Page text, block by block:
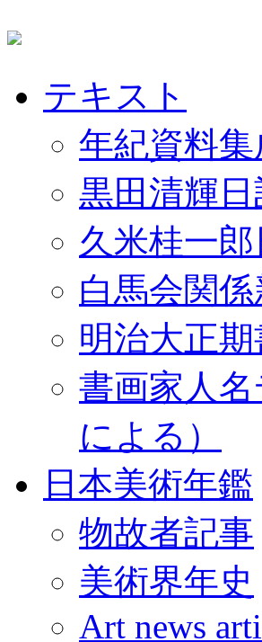
テキスト
年紀資料集
黒田清輝日
久米桂一
白馬会関
明治大正
書画家人
による）
日本美術年鑑
物故者記事
美術界年史
Art news